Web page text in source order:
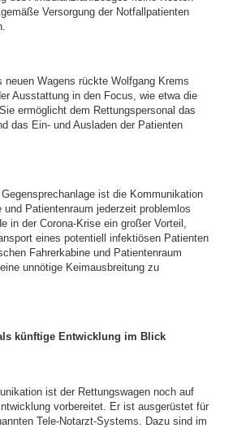
Versorgung der Notfallpatienten
neuen Wagens rückte Wolfgang Krems
Ausstattung in den Focus, wie etwa die
ermöglicht dem Rettungspersonal das
das Ein- und Ausladen der Patienten
ist die Kommunikation
und Patientenraum jederzeit problemlos
in der Corona-Krise ein großer Vorteil,
eines potentiell infektiösen Patienten
Fahrerkabine und Patientenraum
unnötige Keimausbreitung zu
künftige Entwicklung im Blick
ist der Rettungswagen noch auf
vorbereitet. Er ist ausgerüstet für
Tele-Notarzt-Systems. Dazu sind im